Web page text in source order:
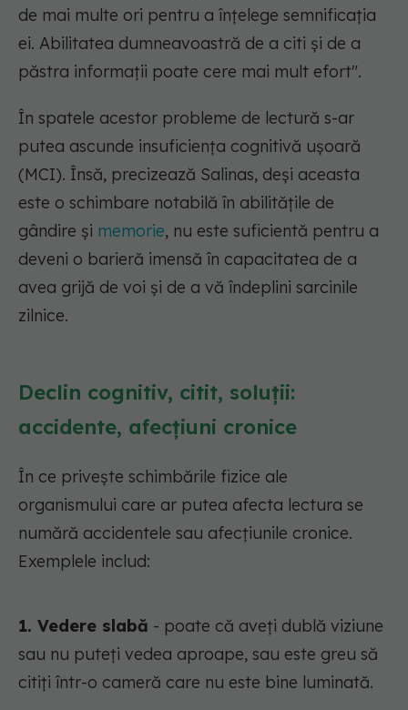
de mai multe ori pentru a înțelege semnificația
ei. Abilitatea dumneavoastră de a citi și de a
păstra informații poate cere mai mult efort".
În spatele acestor probleme de lectură s-ar
putea ascunde insuficiența cognitivă ușoară
(MCI). Însă, precizează Salinas, deși aceasta
este o schimbare notabilă în abilitățile de
gândire și memorie, nu este suficientă pentru a
deveni o barieră imensă în capacitatea de a
avea grijă de voi și de a vă îndeplini sarcinile
zilnice.
Declin cognitiv, citit, soluții:
accidente, afecțiuni cronice
În ce privește schimbările fizice ale
organismului care ar putea afecta lectura se
numără accidentele sau afecțiunile cronice.
Exemplele includ:
1. Vedere slabă - poate că aveți dublă viziune
sau nu puteți vedea aproape, sau este greu să
citiți într-o cameră care nu este bine luminată.